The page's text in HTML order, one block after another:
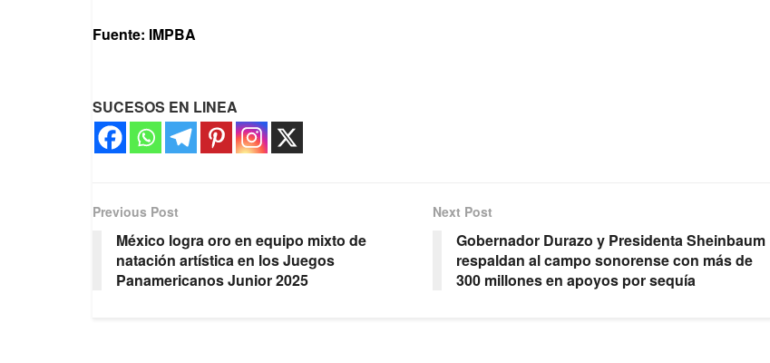
Fuente: IMPBA
SUCESOS EN LINEA
Previous Post
México logra oro en equipo mixto de
natación artística en los Juegos
Panamericanos Junior 2025
Next Post
Gobernador Durazo y Presidenta Sheinbaum
respaldan al campo sonorense con más de
300 millones en apoyos por sequía